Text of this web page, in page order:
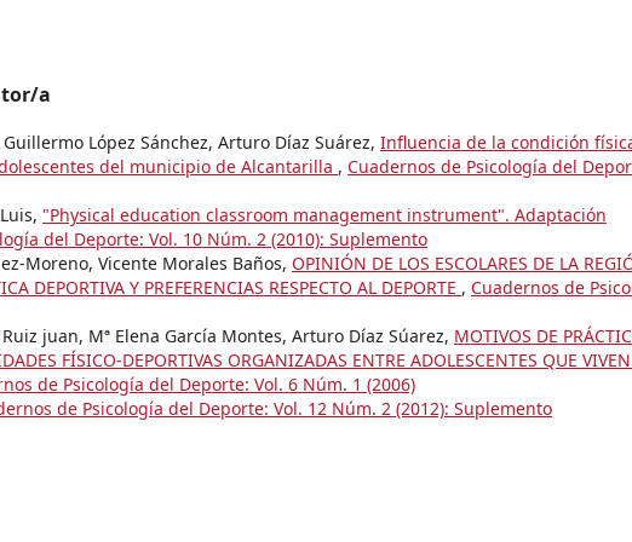
a
López Sánchez, Arturo Díaz Suárez, Influencia de la condición
del municipio de Alcantarilla , Cuadernos de Psicología del
"Physical education classroom management instrument". Adaptación
del Deporte: Vol. 10 Núm. 2 (2010): Suplemento
Moreno, Vicente Morales Baños, OPINIÓN DE LOS ESCOLARES DE LA
DEPORTIVA Y PREFERENCIAS RESPECTO AL DEPORTE , Cuadernos de
juan, Mª Elena García Montes, Arturo Díaz Súarez, MOTIVOS DE
FÍSICO-DEPORTIVAS ORGANIZADAS ENTRE ADOLESCENTES QUE
de Psicología del Deporte: Vol. 6 Núm. 1 (2006)
de Psicología del Deporte: Vol. 12 Núm. 2 (2012): Suplemento